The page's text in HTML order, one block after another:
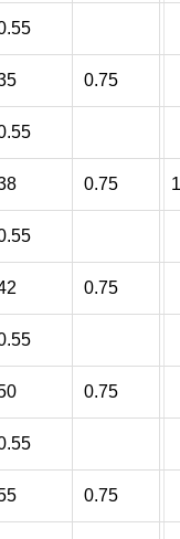
0.75
0.75
0.75
0.75
0.75